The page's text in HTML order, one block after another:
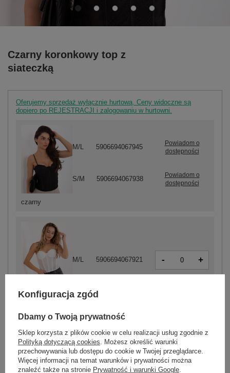
Czarny koronkowy top z
siateczką
Oferujemy sprzedaż wyłącznie hurtową. Ceny widoczne są
dopiero po REJESTRACJI i zalogowaniu w hurtowni.
biały
M/L 5906694067921 - +
czarny
M/L 5906694067945
Powiadom o
dostępności
S/M 5906694067938
Powiadom o
dostępności
ZALOGUJ SIĘ I ZOBACZ CENĘ
Masz pytanie? Chętnie pomożemy.
Konfiguracja zgód
Dbamy o Twoją prywatność
Sklep korzysta z plików cookie w celu realizacji usług zgodnie z
Polityką dotyczącą cookies. Możesz określić warunki
przechowywania lub dostępu do cookie w Twojej przeglądarce.
Więcej informacji na temat warunków i prywatności można
znaleźć także na stronie Prywatność i warunki Google.